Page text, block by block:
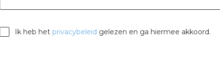
Ik heb het privacybeleid gelezen en ga hiermee akkoord.